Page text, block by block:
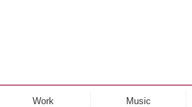
Work Music